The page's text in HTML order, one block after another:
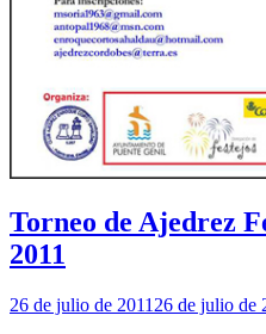
Torneo de Ajedrez
2011
26 de julio de 2011 26 de julio de